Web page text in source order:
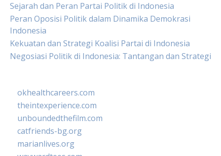
Sejarah dan Peran Partai Politik di Indonesia
Peran Oposisi Politik dalam Dinamika Demokrasi
Indonesia
Kekuatan dan Strategi Koalisi Partai di Indonesia
Negosiasi Politik di Indonesia: Tantangan dan Strategi
okhealthcareers.com
theintexperience.com
unboundedthefilm.com
catfriends-bg.org
marianlives.org